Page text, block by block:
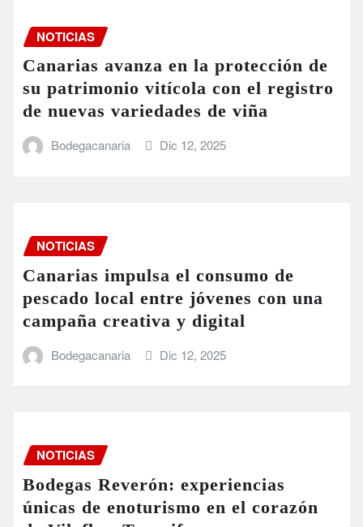
NOTICIAS
Canarias avanza en la protección de
su patrimonio vitícola con el registro
de nuevas variedades de viña
Bodegacanaria Dic 12, 2025
NOTICIAS
Canarias impulsa el consumo de
pescado local entre jóvenes con una
campaña creativa y digital
Bodegacanaria Dic 12, 2025
NOTICIAS
Bodegas Reverón: experiencias
únicas de enoturismo en el corazón